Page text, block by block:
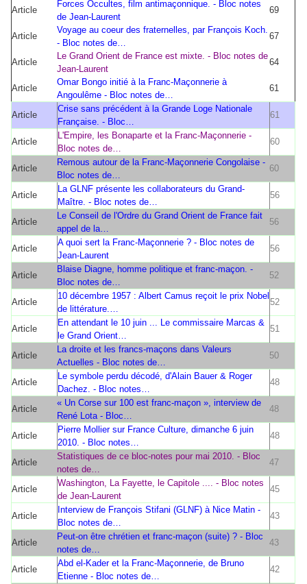
Article
Forces Occultes, film antimaçonnique. - Bloc notes
de Jean-Laurent
69
Article
Voyage au coeur des fraternelles, par François Koch.
- Bloc notes de…
67
Article
Le Grand Orient de France est mixte. - Bloc notes de
Jean-Laurent
64
Article
Omar Bongo initié à la Franc-Maçonnerie à
Angoulême - Bloc notes de…
61
Article
Crise sans précédent à la Grande Loge Nationale
Française. - Bloc…
61
Article
L'Empire, les Bonaparte et la Franc-Maçonnerie -
Bloc notes de…
60
Article
Remous autour de la Franc-Maçonnerie Congolaise -
Bloc notes de…
60
Article
La GLNF présente les collaborateurs du Grand-
Maître. - Bloc notes de…
56
Article
Le Conseil de l'Ordre du Grand Orient de France fait
appel de la…
56
Article
A quoi sert la Franc-Maçonnerie ? - Bloc notes de
Jean-Laurent
56
Article
Blaise Diagne, homme politique et franc-maçon. -
Bloc notes de…
52
Article
10 décembre 1957 : Albert Camus reçoit le prix Nobel
de littérature.…
52
Article
En attendant le 10 juin ... Le commissaire Marcas &
le Grand Orient…
51
Article
La droite et les francs-maçons dans Valeurs
Actuelles - Bloc notes de…
50
Article
Le symbole perdu décodé, d'Alain Bauer & Roger
Dachez. - Bloc notes…
48
Article
« Un Corse sur 100 est franc-maçon », interview de
René Lota - Bloc…
48
Article
Pierre Mollier sur France Culture, dimanche 6 juin
2010. - Bloc notes…
48
Article
Statistiques de ce bloc-notes pour mai 2010. - Bloc
notes de…
47
Article
Washington, La Fayette, le Capitole .... - Bloc notes
de Jean-Laurent
45
Article
Interview de François Stifani (GLNF) à Nice Matin -
Bloc notes de…
43
Article
Peut-on être chrétien et franc-maçon (suite) ? - Bloc
notes de…
43
Article
Abd el-Kader et la Franc-Maçonnerie, de Bruno
Etienne - Bloc notes de…
42